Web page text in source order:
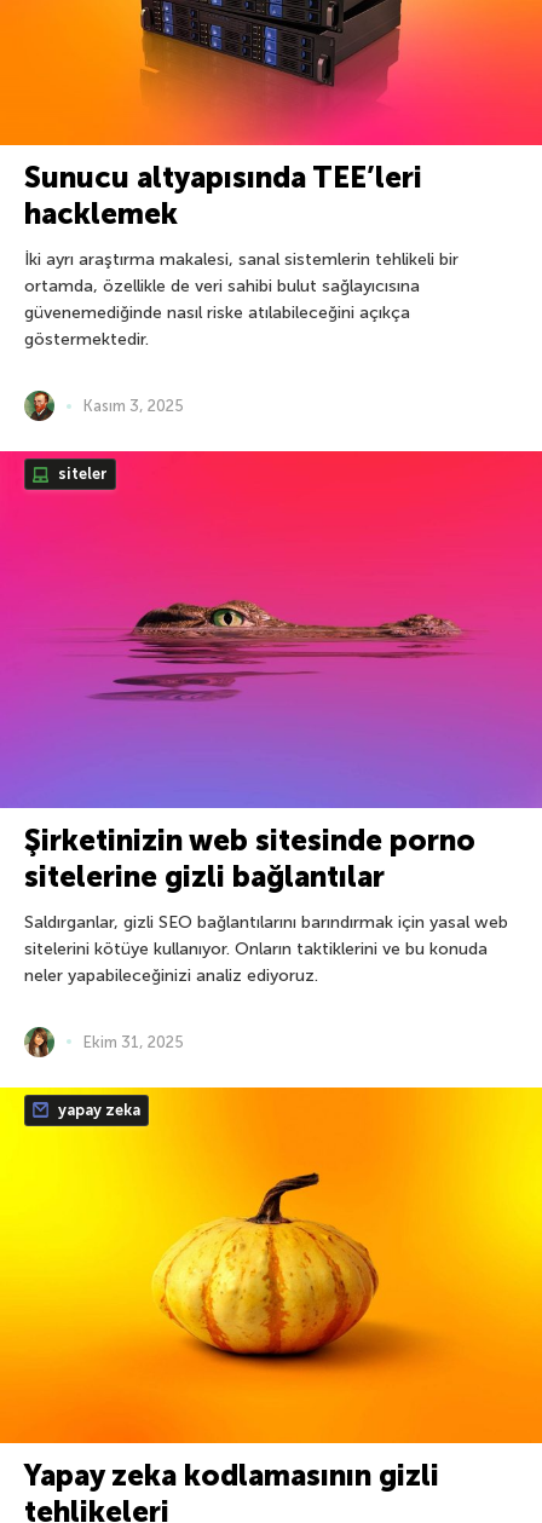
Sunucu altyapısında TEE’leri
hacklemek
İki ayrı araştırma makalesi, sanal sistemlerin tehlikeli bir
ortamda, özellikle de veri sahibi bulut sağlayıcısına
güvenemediğinde nasıl riske atılabileceğini açıkça
göstermektedir.
Kasım 3, 2025
siteler
Şirketinizin web sitesinde porno
sitelerine gizli bağlantılar
Saldırganlar, gizli SEO bağlantılarını barındırmak için yasal web
sitelerini kötüye kullanıyor. Onların taktiklerini ve bu konuda
neler yapabileceğinizi analiz ediyoruz.
Ekim 31, 2025
yapay zeka
Yapay zeka kodlamasının gizli
tehlikeleri